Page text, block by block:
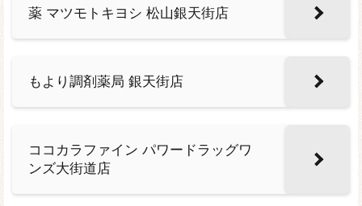
薬 マツモトキヨシ 松山銀天街店
もより調剤薬局 銀天街店
ココカラファイン パワードラッグワ
ンズ大街道店